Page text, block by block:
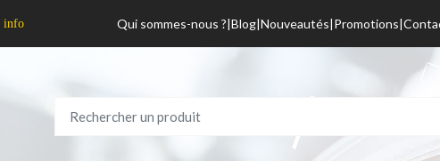
info Qui sommes-nous ? Blog Nouveautés Promotions